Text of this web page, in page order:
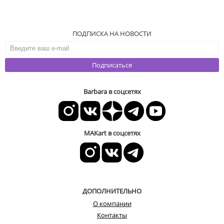
ПОДПИСКА НА НОВОСТИ
Подписаться
Barbara в соцсетях
MAKart в соцсетях
ДОПОЛНИТЕЛЬНО
О компании
Контакты